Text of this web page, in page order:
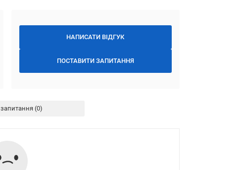
НАПИСАТИ ВІДГУК
ПОСТАВИТИ ЗАПИТАННЯ
запитання